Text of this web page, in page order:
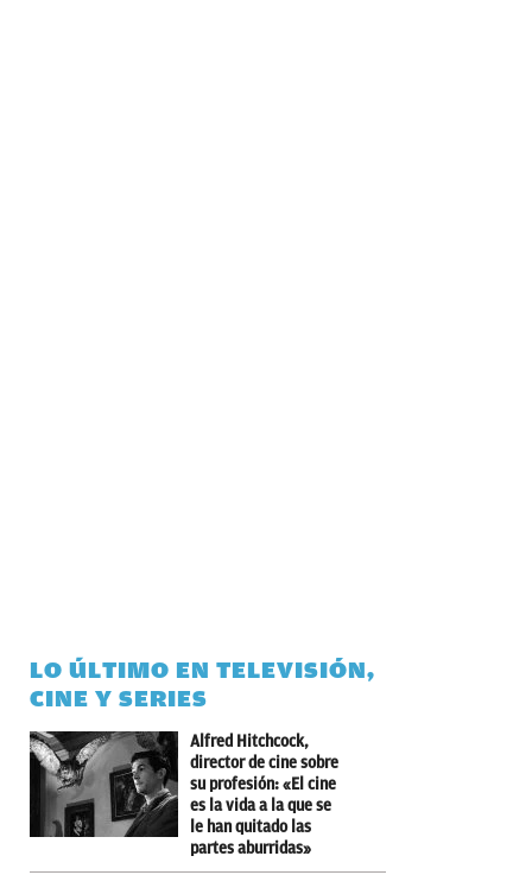
LO ÚLTIMO EN TELEVISIÓN,
CINE Y SERIES
Alfred Hitchcock,
director de cine sobre
su profesión: «El cine
es la vida a la que se
le han quitado las
partes aburridas»